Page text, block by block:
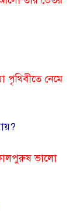
পৃথিবীতে নেমে
ভালো